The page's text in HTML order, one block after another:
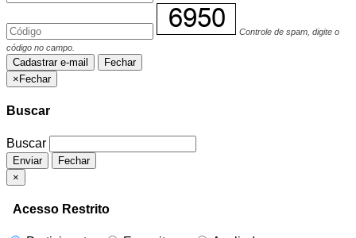
Controle de spam, digite o
código no campo.
Cadastrar e-mail
Fechar
× Fechar
Buscar
Buscar
Enviar
Fechar
×
Acesso Restrito